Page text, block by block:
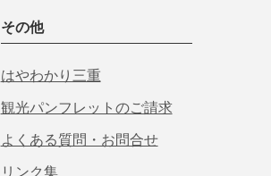
その他
はやわかり三重
観光パンフレットのご請求
よくある質問・お問合せ
リンク集